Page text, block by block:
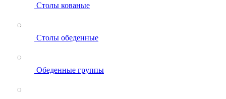
Столы кованые
Столы обеденные
Обеденные группы